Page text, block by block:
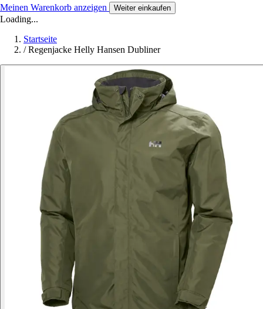
Meinen Warenkorb anzeigen Weiter einkaufen
Loading...
Startseite
/ Regenjacke Helly Hansen Dubliner